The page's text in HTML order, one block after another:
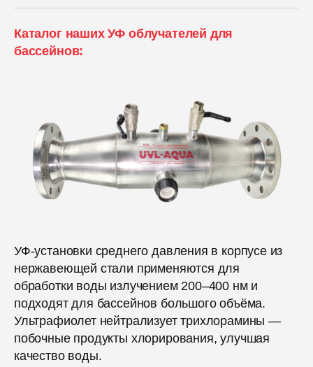
Каталог наших УФ облучателей для
бассейнов:
УФ-установки среднего давления в корпусе из
нержавеющей стали применяются для
обработки воды излучением 200–400 нм и
подходят для бассейнов большого объёма.
Ультрафиолет нейтрализует трихлорамины —
побочные продукты хлорирования, улучшая
качество воды.